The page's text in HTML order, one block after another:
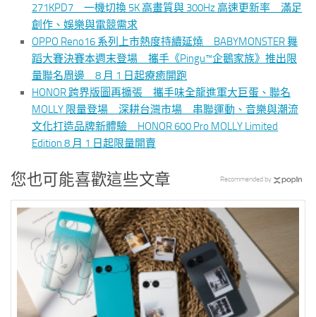
271KPD7 一機切換 5K 高畫質與 300Hz 高速更新率 滿足
創作、娛樂與電競需求
OPPO Reno16 系列上市熱度持續延燒 BABYMONSTER 舞
蹈大賽決賽本週末登場 攜手《Pingu™企鵝家族》推出限
量聯名周邊 8 月 1 日起療癒開跑
HONOR 跨界版圖再擴張 攜手味全龍進軍大巨蛋、聯名
MOLLY 限量登場 深耕台灣市場 串聯運動、音樂與潮流
文化打造品牌新體驗 HONOR 600 Pro MOLLY Limited
Edition 8 月 1 日起限量開賣
您也可能喜歡這些文章 Recommended by